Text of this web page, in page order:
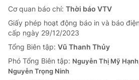
Cơ quan báo chí: Thời báo VTV
Giấy phép hoạt động báo in và báo
cấp ngày 29/12/2023
Tổng Biên tập: Vũ Thanh Thủy
Phó Tổng Biên tập: Nguyễn Thị Mỹ
Nguyễn Trọng Ninh